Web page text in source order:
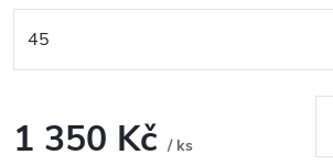
1 350 Kč / ks